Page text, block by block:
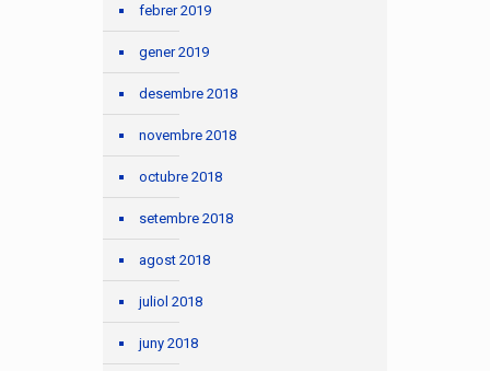
febrer 2019
gener 2019
desembre 2018
novembre 2018
octubre 2018
setembre 2018
agost 2018
juliol 2018
juny 2018